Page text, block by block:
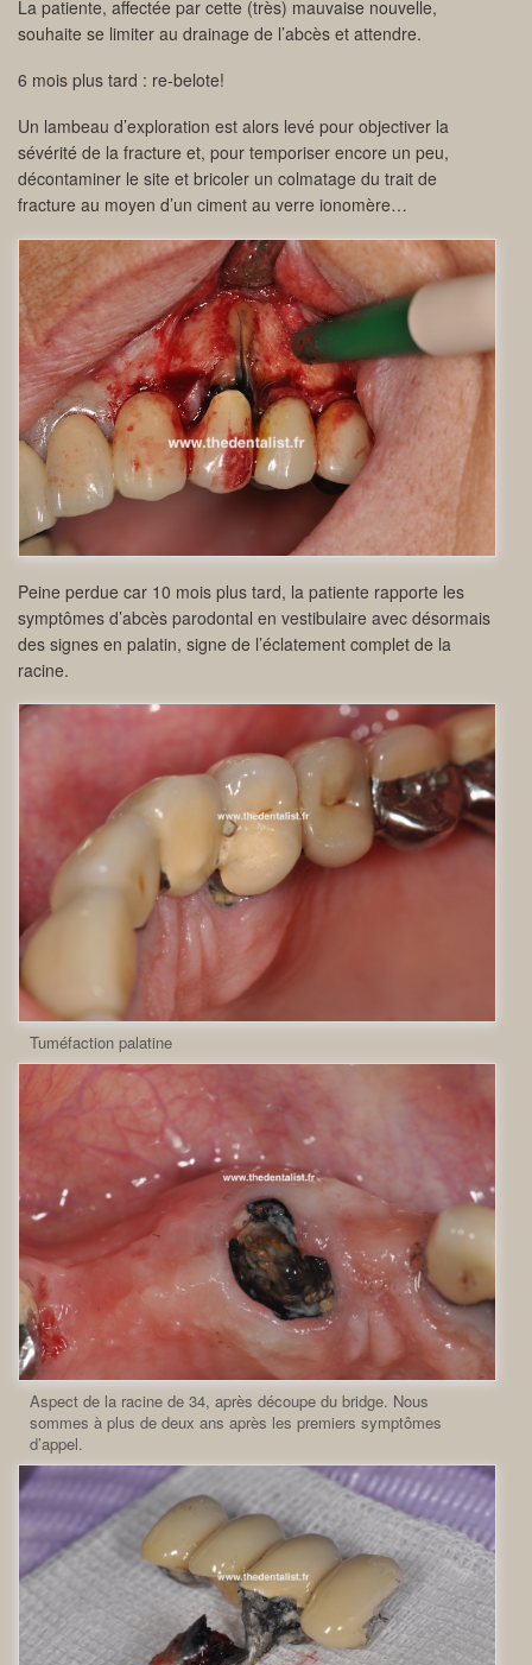
La patiente, affectée par cette (très) mauvaise nouvelle,
souhaite se limiter au drainage de l’abcès et attendre.
6 mois plus tard : re-belote!
Un lambeau d’exploration est alors levé pour objectiver la
sévérité de la fracture et, pour temporiser encore un peu,
décontaminer le site et bricoler un colmatage du trait de
fracture au moyen d’un ciment au verre ionomère…
Peine perdue car 10 mois plus tard, la patiente rapporte les
symptômes d’abcès parodontal en vestibulaire avec désormais
des signes en palatin, signe de l’éclatement complet de la
racine.
Tuméfaction palatine
Aspect de la racine de 34, après découpe du bridge. Nous
sommes à plus de deux ans après les premiers symptômes
d’appel.